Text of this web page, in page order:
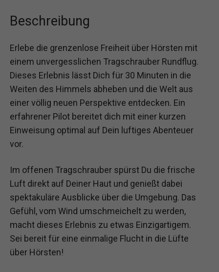
Beschreibung
Erlebe die grenzenlose Freiheit über Hörsten mit
einem unvergesslichen Tragschrauber Rundflug.
Dieses Erlebnis lässt Dich für 30 Minuten in die
Weiten des Himmels abheben und die Welt aus
einer völlig neuen Perspektive entdecken. Ein
erfahrener Pilot bereitet dich mit einer kurzen
Einweisung optimal auf Dein luftiges Abenteuer
vor.
Im offenen Tragschrauber spürst Du die frische
Luft direkt auf Deiner Haut und genießt dabei
spektakuläre Ausblicke über die Umgebung. Das
Gefühl, vom Wind umschmeichelt zu werden,
macht dieses Erlebnis zu etwas Einzigartigem.
Sei bereit für eine einmalige Flucht in die Lüfte
über Hörsten!